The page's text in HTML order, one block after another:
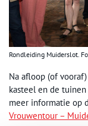
Rondleiding Muiderslot.
Na afloop (of
kasteel en de
meer informatie op
Vrouwentour –